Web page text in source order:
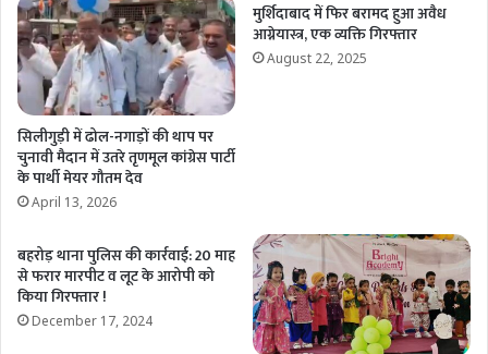
सिलीगुड़ी में ढोल-नगाड़ों की थाप पर
चुनावी मैदान में उतरे तृणमूल कांग्रेस पार्टी
के पार्थी मेयर गौतम देव
April 13, 2026
मुर्शिदाबाद में फिर बरामद हुआ अवैध
आग्नेयास्त्र, एक व्यक्ति गिरफ्तार
August 22, 2025
बहरोड़ थाना पुलिस की कार्रवाई: 20 माह
से फरार मारपीट व लूट के आरोपी को
किया गिरफ्तार !
December 17, 2024